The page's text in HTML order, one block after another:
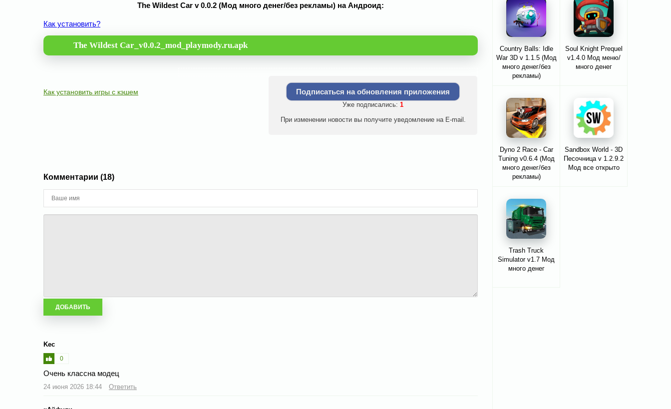
The Wildest Car v 0.0.2 (Мод много денег/без рекламы) на Андроид:
Как установить?
The Wildest Car_v0.0.2_mod_playmody.ru.apk
Как установить игры с кэшем Подписаться на обновления приложения
Уже подписались: 1
При изменении новости вы получите уведомление на E-mail.
Комментарии (18)
Kec
0
Очень классна модец
24 июня 2026 18:44 Ответить
Country Balls: Idle
War 3D v 1.1.5 (Мод
много денег/без
рекламы)
Soul Knight Prequel
v1.4.0 Мод меню/
много денег
Dyno 2 Race - Car
Tuning v0.6.4 (Мод
много денег/без
рекламы)
Sandbox World - 3D
Песочница v 1.2.9.2
Мод все открыто
Trash Truck
Simulator v1.7 Мод
много денег